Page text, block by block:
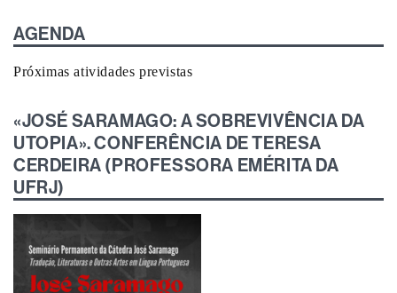
AGENDA
Próximas atividades previstas
«JOSÉ SARAMAGO: A SOBREVIVÊNCIA DA
UTOPIA». CONFERÊNCIA DE TERESA
CERDEIRA (PROFESSORA EMÉRITA DA
UFRJ)